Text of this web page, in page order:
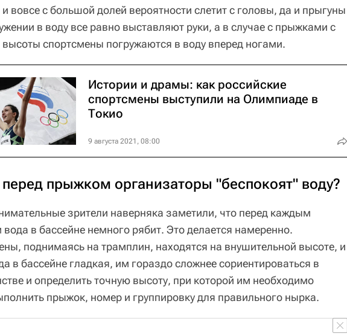
вовсе с большой долей вероятности слетит с головы, да и прыгуны
в воду все равно выставляют руки, а в случае с прыжками с
спортсмены погружаются в воду вперед ногами.
Истории и драмы: как российские
спортсмены выступили на Олимпиаде в
Токио
9 августа 2021, 08:00
прыжком организаторы "беспокоят" воду?
зрители наверняка заметили, что перед каждым
в бассейне немного рябит. Это делается намеренно.
поднимаясь на трамплин, находятся на внушительной высоте, и
в бассейне гладкая, им гораздо сложнее сориентироваться в
и определить точную высоту, при которой им необходимо
прыжок, номер и группировку для правильного нырка.